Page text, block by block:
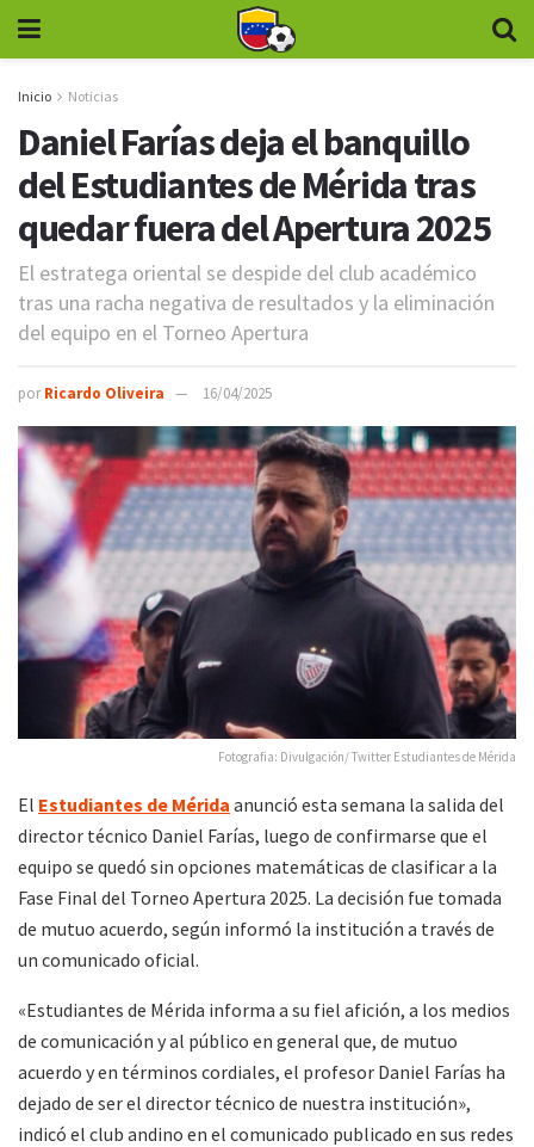
Inicio Noticias
Daniel Farías deja el banquillo
del Estudiantes de Mérida tras
quedar fuera del Apertura 2025
El estratega oriental se despide del club académico
tras una racha negativa de resultados y la eliminación
del equipo en el Torneo Apertura
por Ricardo Oliveira 16/04/2025
Fotografia: Divulgación/ Twitter Estudiantes de Mérida
El Estudiantes de Mérida anunció esta semana la salida del
director técnico Daniel Farías, luego de confirmarse que el
equipo se quedó sin opciones matemáticas de clasificar a la
Fase Final del Torneo Apertura 2025. La decisión fue tomada
de mutuo acuerdo, según informó la institución a través de
un comunicado oficial.
«Estudiantes de Mérida informa a su fiel afición, a los medios
de comunicación y al público en general que, de mutuo
acuerdo y en términos cordiales, el profesor Daniel Farías ha
dejado de ser el director técnico de nuestra institución»,
indicó el club andino en el comunicado publicado en sus redes